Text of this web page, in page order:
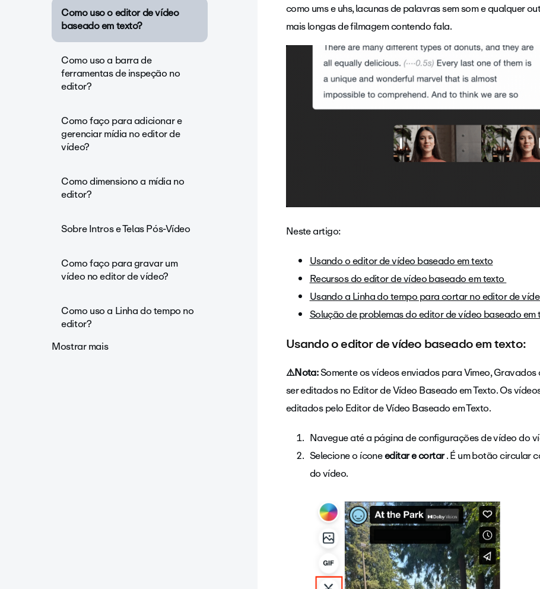
Como uso o editor de vídeo
baseado em texto?
Como uso a barra de
ferramentas de inspeção no
editor?
Como faço para adicionar e
gerenciar mídia no editor de
vídeo?
Como dimensiono a mídia no
editor?
Sobre Intros e Telas Pós-Vídeo
Como faço para gravar um
vídeo no editor de vídeo?
Como uso a Linha do tempo no
editor?
Mostrar mais
como ums e uhs, lacunas de palavras sem som e qualquer
mais longas de filmagem contendo fala.
Neste artigo:
Usando o editor de vídeo baseado em texto
Recursos do editor de vídeo baseado em texto
Usando a Linha do tempo para cortar no editor de
Solução de problemas do editor de vídeo baseado em
Usando o editor de vídeo baseado em texto:
⚠️Nota:Somente os vídeos enviados para Vimeo,
ser editados no Editor de Vídeo Baseado em Texto. Os
editados pelo Editor de Vídeo Baseado em Texto.
Navegue até a página de configurações de vídeo do
Selecione o íconeeditar e cortar. É um botão circular
do vídeo.